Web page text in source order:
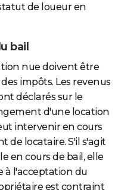
de loueur en
bail
nue doivent être
impôts. Les revenus
déclarés sur le
d'une location
intervenir en cours
de locataire. S'il s'agit
en cours de bail, elle
à l'acceptation du
est contraint